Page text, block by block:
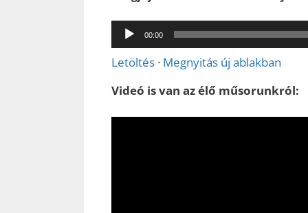
Audió
lejátszó
00:00
Letöltés · Megnyitás új ablakban
Videó is van az élő műsorunkról: